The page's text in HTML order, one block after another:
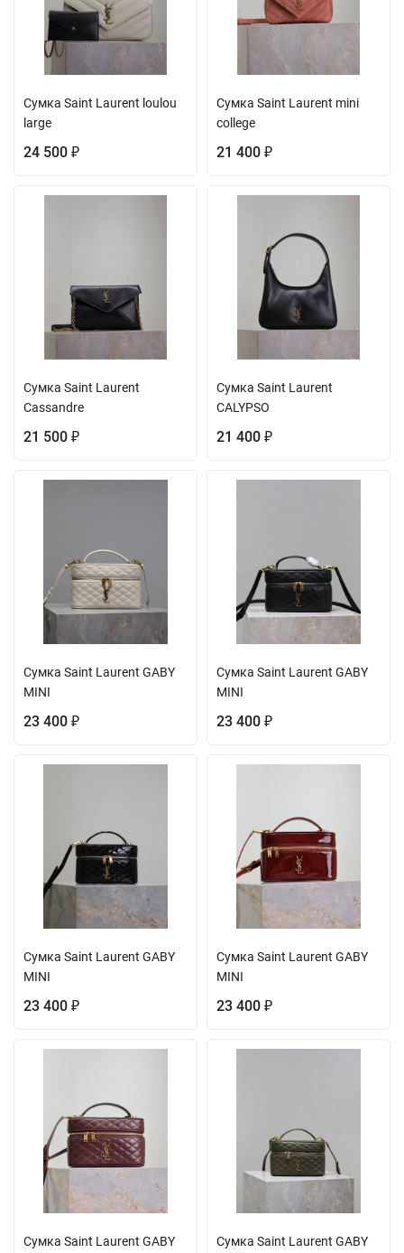
Сумка Saint Laurent loulou
large
24 500 ₽
Сумка Saint Laurent mini
college
21 400 ₽
Сумка Saint Laurent
Cassandre
21 500 ₽
Сумка Saint Laurent
CALYPSO
21 400 ₽
Сумка Saint Laurent GABY
MINI
23 400 ₽
Сумка Saint Laurent GABY
MINI
23 400 ₽
Сумка Saint Laurent GABY
MINI
23 400 ₽
Сумка Saint Laurent GABY
MINI
23 400 ₽
Сумка Saint Laurent GABY
Сумка Saint Laurent GABY